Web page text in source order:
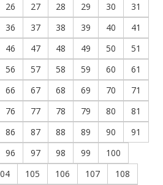
26 27 28 29 30
31
36 37 38 39 40
41
46 47 48 49 50
51
56 57 58 59 60
61
66 67 68 69 70
71
76 77 78 79 80
81
86 87 88 89 90
91
96 97 98 99
100
105 106 107
108